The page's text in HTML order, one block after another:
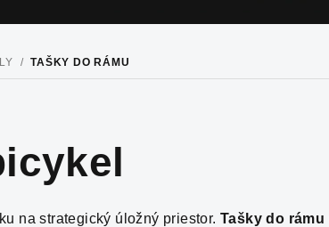
/ TAŠKY DO RÁMU
na strategický úložný priestor. Tašky do rámu